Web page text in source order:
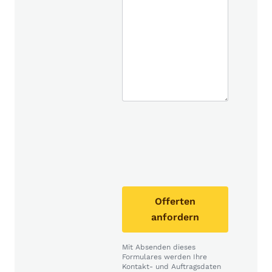
Offerten
anfordern
Mit Absenden dieses
Formulares werden Ihre
Kontakt- und Auftragsdaten